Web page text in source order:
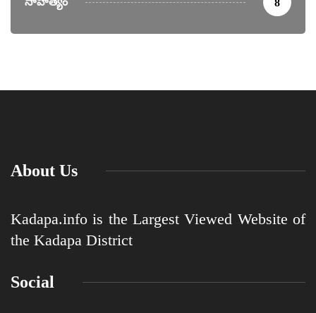
8
About Us
Kadapa.info is the Largest Viewed Website of
the Kadapa District
Social